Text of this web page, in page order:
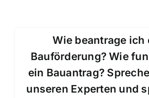
Wie beantrage ich
Bauförderung? Wie
ein Bauantrag?
unseren Experten und